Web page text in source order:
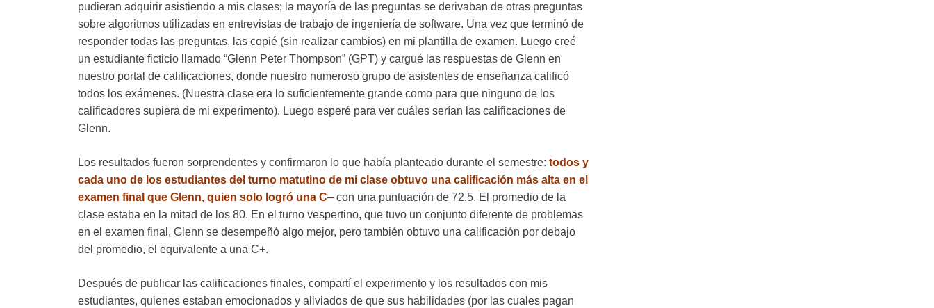
pudieran adquirir asistiendo a mis clases; la mayoría de las preguntas se derivaban de otras preguntas
sobre algoritmos utilizadas en entrevistas de trabajo de ingeniería de software. Una vez que terminó de
responder todas las preguntas, las copié (sin realizar cambios) en mi plantilla de examen. Luego creé
un estudiante ficticio llamado “Glenn Peter Thompson” (GPT) y cargué las respuestas de Glenn en
nuestro portal de calificaciones, donde nuestro numeroso grupo de asistentes de enseñanza calificó
todos los exámenes. (Nuestra clase era lo suficientemente grande como para que ninguno de los
calificadores supiera de mi experimento). Luego esperé para ver cuáles serían las calificaciones de
Glenn.
Los resultados fueron sorprendentes y confirmaron lo que había planteado durante el semestre: todos y
cada uno de los estudiantes del turno matutino de mi clase obtuvo una calificación más alta en el
examen final que Glenn, quien solo logró una C– con una puntuación de 72.5. El promedio de la
clase estaba en la mitad de los 80. En el turno vespertino, que tuvo un conjunto diferente de problemas
en el examen final, Glenn se desempeñó algo mejor, pero también obtuvo una calificación por debajo
del promedio, el equivalente a una C+.
Después de publicar las calificaciones finales, compartí el experimento y los resultados con mis
estudiantes, quienes estaban emocionados y aliviados de que sus habilidades (por las cuales pagan